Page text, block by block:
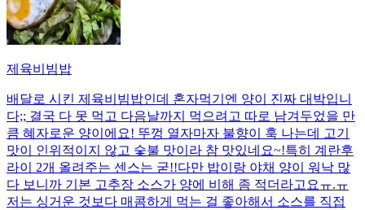
제육비빔밥
배달로 시킨 제육비빔밥인데 혼자먹기엔 양이 진짜 대박입니
다;; 결국 다 못 먹고 다음날까지 먹으려고 따로 남겨두었을 만
큼 혜자로운 양이에요! 뚜껑 열자마자 불향이 훅 나는데 고기
맛이 인위적이지 않고 숯불 맛이라 참 맛있네요~!특히 계란후
라이 2개 올려주는 센스는 굳!! ​다만 밥이랑 야채 양이 워낙 많
다 보니까 기본 고추장 소스가 양에 비해 좀 적더라고요ㅠ.ㅠ
저는 싱거운 것보다 매콤하게 먹는 걸 좋아해서 소스를 직접